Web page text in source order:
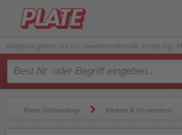
Angebote gelten nur für Gewerbetreibende. Preise zzgl.
Type 2 or more characters for results.
Plate Onlineshop Kleben & Versenden